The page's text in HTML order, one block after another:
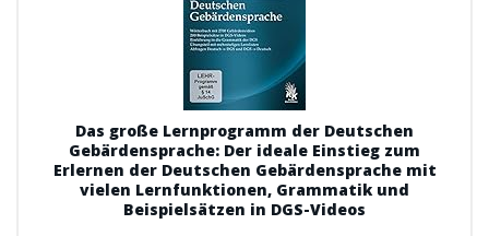
Das große Lernprogramm der Deutschen
Gebärdensprache: Der ideale Einstieg zum
Erlernen der Deutschen Gebärdensprache mit
vielen Lernfunktionen, Grammatik und
Beispielsätzen in DGS-Videos